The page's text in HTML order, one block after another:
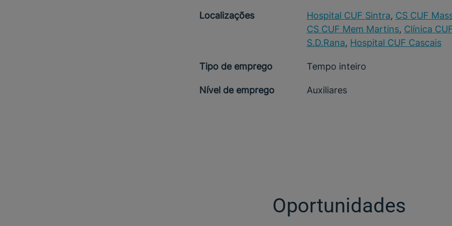
Localizações Hospital CUF Sintra, CS CUF
CS CUF Mem Martins, Clínica
S.D.Rana, Hospital CUF Cascais
Tipo de emprego Tempo inteiro
Nível de emprego Auxiliares
Oportunidades